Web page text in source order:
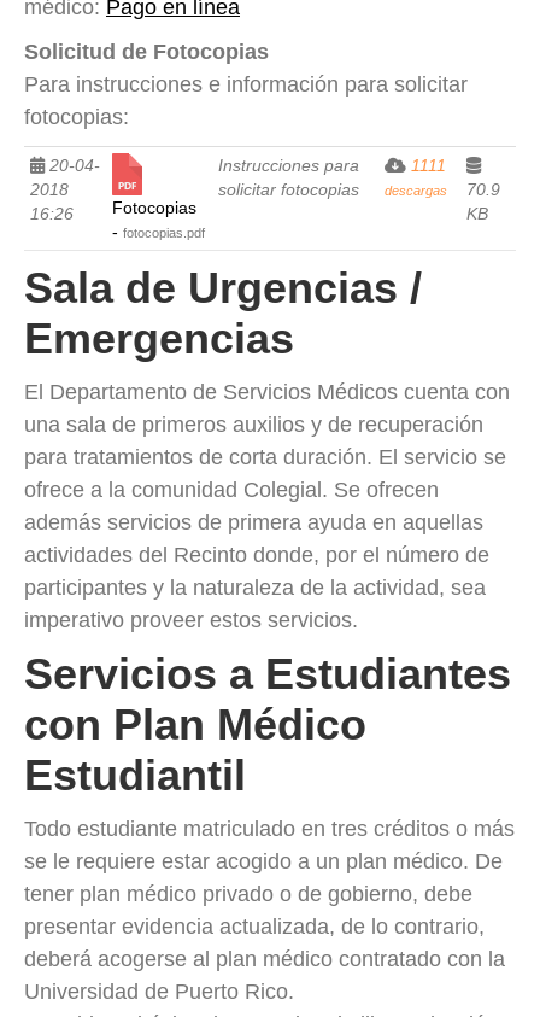
médico: Pago en línea
Solicitud de Fotocopias
Para instrucciones e información para solicitar
fotocopias:
20-04-
2018
16:26
Fotocopias
- fotocopias.pdf
Instrucciones para
solicitar fotocopias
1111
descargas
70.9
KB
Sala de Urgencias /
Emergencias
El Departamento de Servicios Médicos cuenta con
una sala de primeros auxilios y de recuperación
para tratamientos de corta duración. El servicio se
ofrece a la comunidad Colegial. Se ofrecen
además servicios de primera ayuda en aquellas
actividades del Recinto donde, por el número de
participantes y la naturaleza de la actividad, sea
imperativo proveer estos servicios.
Servicios a Estudiantes
con Plan Médico
Estudiantil
Todo estudiante matriculado en tres créditos o más
se le requiere estar acogido a un plan médico. De
tener plan médico privado o de gobierno, debe
presentar evidencia actualizada, de lo contrario,
deberá acogerse al plan médico contratado con la
Universidad de Puerto Rico.